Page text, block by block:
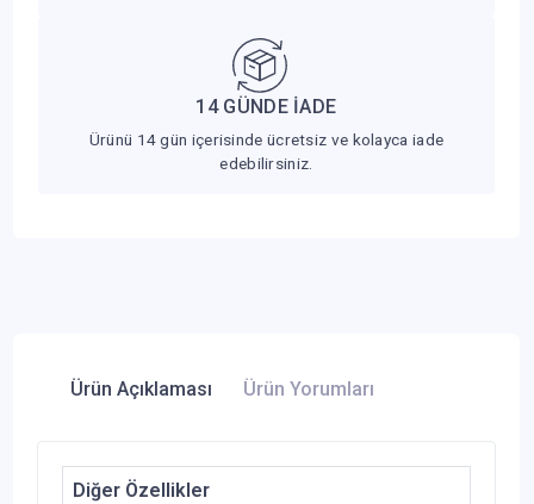
14 GÜNDE İADE
Ürünü 14 gün içerisinde ücretsiz ve kolayca iade
edebilirsiniz.
Ürün Açıklaması Ürün Yorumları
Diğer Özellikler